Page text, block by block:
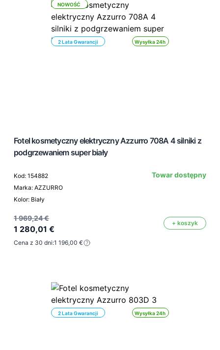
Wysyłka 24h
NOWOŚĆ
2 Lata Gwarancji
Fotel kosmetyczny elektryczny Azzurro 708A 4 silniki z
podgrzewaniem super biały
Kod: 154882
Marka: AZZURRO
Kolor: Biały
Towar dostępny
1 969,24 €
1 280,01 €
+ koszyk
Cena z 30 dni:1 196,00 €
Wysyłka 24h
2 Lata Gwarancji